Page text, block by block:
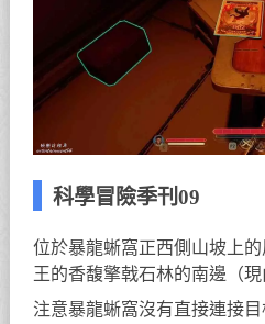
科學冒險季刊09
位於暴龍蜥窩正西側山坡上
王的香馥擎戟石林的南邊（
注意暴龍蜥窩沒有直接連接